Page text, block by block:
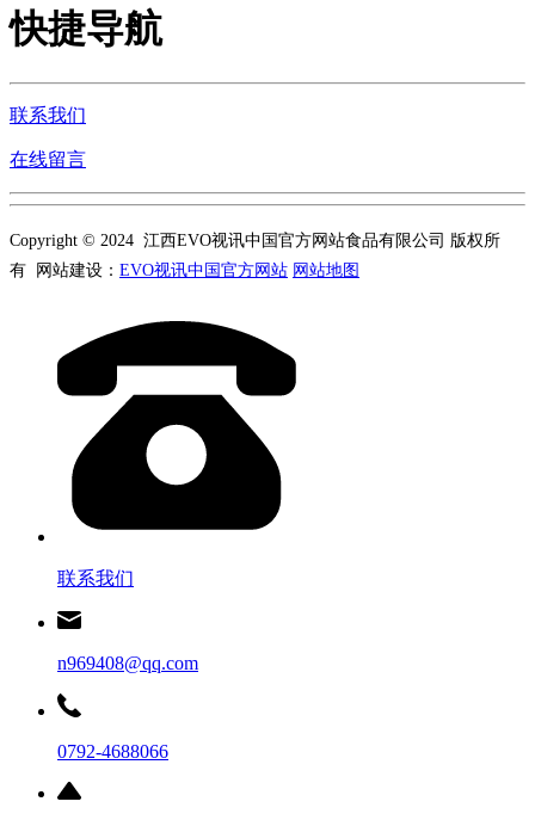
快捷导航
联系我们
在线留言
Copyright © 2024 江西EVO视讯中国官方网站食品有限公司 版权所
有 网站建设： EVO视讯中国官方网站 网站地图
联系我们
n969408@qq.com
0792-4688066